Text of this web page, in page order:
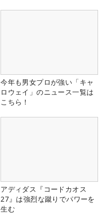
今年も男女プロが強い「キャ
ロウェイ」のニュース一覧は
こちら！
アディダス『コードカオス
27』は強烈な蹴りでパワーを
生む